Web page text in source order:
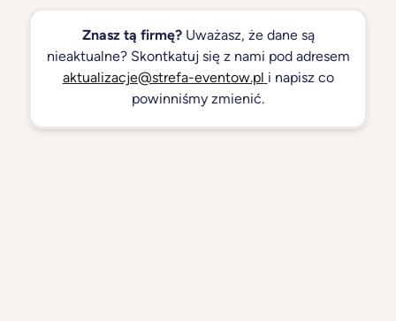
Znasz tą firmę?Uważasz, że dane są
nieaktualne? Skontkatuj się z nami pod adresem
aktualizacje@strefa-eventow.pl i napisz co
powinniśmy zmienić.